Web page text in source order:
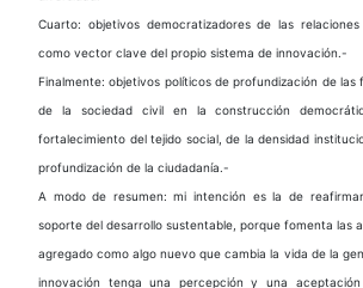
Cuarto: objetivos democratizadores de las
como vector clave del propio sistema de innovación.-
Finalmente: objetivos políticos de profundización de las
de la sociedad civil en la construcción
fortalecimiento del tejido social, de la densidad
profundización de la ciudadanía.-
A modo de resumen: mi intención es la de
soporte del desarrollo sustentable, porque fomenta las
agregado como algo nuevo que cambia la vida de la
innovación tenga una percepción y una